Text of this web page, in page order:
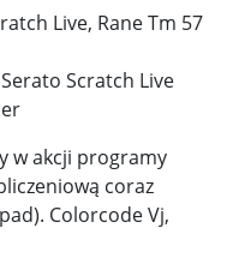
Live, Rane Tm 57
Scratch Live
w akcji programy
coraz
Colorcode Vj,